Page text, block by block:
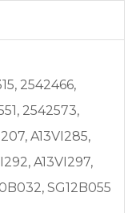
2542466,
2542573,
A13VI285,
A13VI297,
SG12B055